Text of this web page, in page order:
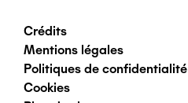
Pied
de
Crédits
Mentions légales
Politiques de confidentialité
Cookies